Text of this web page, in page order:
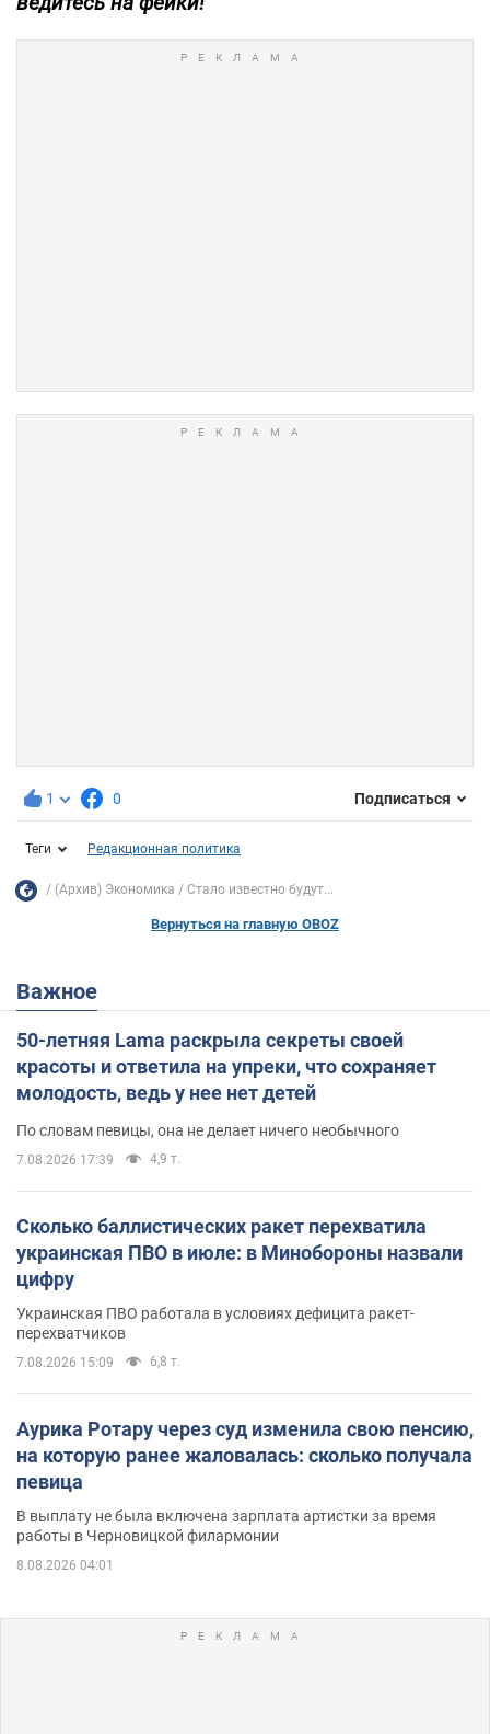
1 0 Подписаться
Теги Редакционная политика
(Архив) Экономика Стало известно будут...
Вернуться на главную OBOZ
Важное
50-летняя Lama раскрыла секреты своей
красоты и ответила на упреки, что сохраняет
молодость, ведь у нее нет детей
По словам певицы, она не делает ничего необычного
7.08.2026 17:39 4,9 т.
Сколько баллистических ракет перехватила
украинская ПВО в июле: в Минобороны назвали
цифру
Украинская ПВО работала в условиях дефицита ракет-
перехватчиков
7.08.2026 15:09 6,8 т.
Аурика Ротару через суд изменила свою пенсию,
на которую ранее жаловалась: сколько получала
певица
В выплату не была включена зарплата артистки за время
работы в Черновицкой филармонии
8.08.2026 04:01